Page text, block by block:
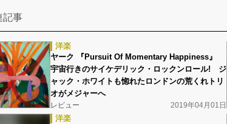
記事
洋楽
ヤーク 『Pursuit Of Momentary Happiness』
宇宙行きのサイケデリック・ロックンロール! ジ
ャック・ホワイトも惚れたロンドンの荒くれトリ
オがメジャーへ
レビュー 2019年04月01日
洋楽